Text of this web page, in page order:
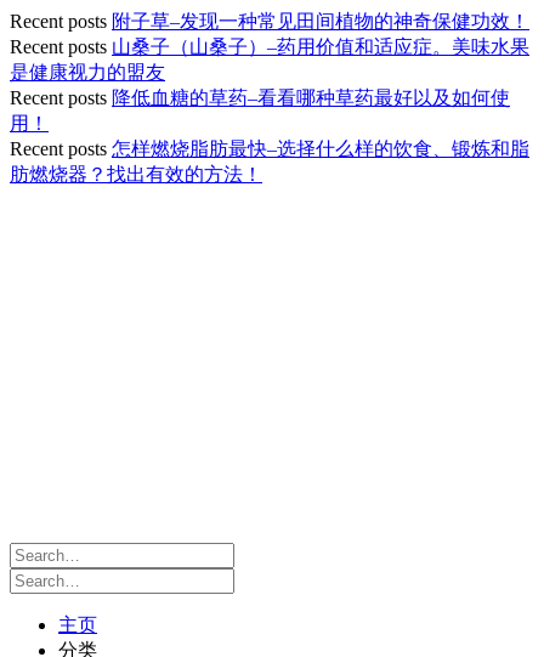
Recent posts 附子草–发现一种常见田间植物的神奇保健功效！
Recent posts 山桑子（山桑子）–药用价值和适应症。美味水果
是健康视力的盟友
Recent posts 降低血糖的草药–看看哪种草药最好以及如何使
用！
Recent posts 怎样燃烧脂肪最快–选择什么样的饮食、锻炼和脂
肪燃烧器？找出有效的方法！
主页
分类